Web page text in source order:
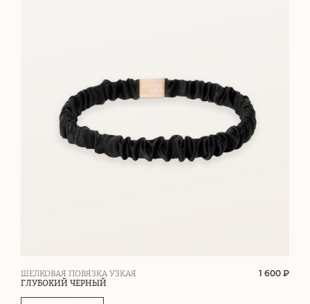
ШЕЛКОВАЯ ПОВЯЗКА УЗКАЯ
ГЛУБОКИЙ ЧЕРНЫЙ
1 600 ₽